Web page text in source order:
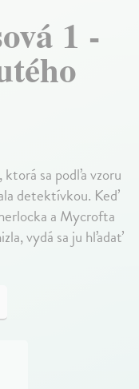
1 -
sa podľa vzoru
detektívkou. Keď
a Mycrofta
vydá sa ju hľadať